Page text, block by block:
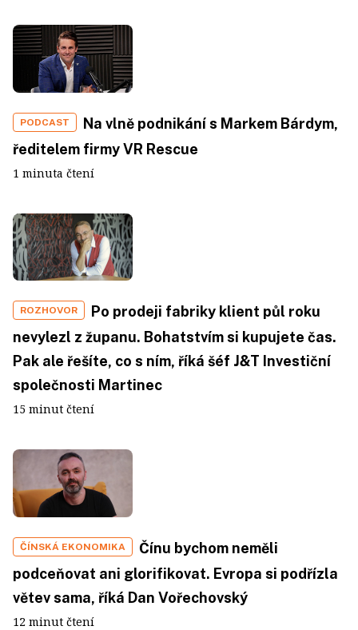
PODCAST
Na vlně podnikání s Markem Bárdym,
ředitelem firmy VR Rescue
1 minuta čtení
ROZHOVOR
Po prodeji fabriky klient půl roku
nevylezl z županu. Bohatstvím si kupujete čas.
Pak ale řešíte, co s ním, říká šéf J&T Investiční
společnosti Martinec
15 minut čtení
ČÍNSKÁ EKONOMIKA
Čínu bychom neměli
podceňovat ani glorifikovat. Evropa si podřízla
větev sama, říká Dan Vořechovský
12 minut čtení